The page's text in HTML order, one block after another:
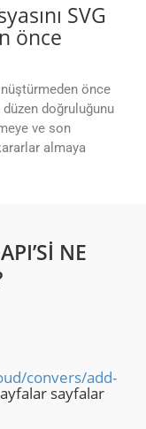
SVG
önce
önce
doğruluğunu
ve son
almaya
NE
convers/add-
sayfalar